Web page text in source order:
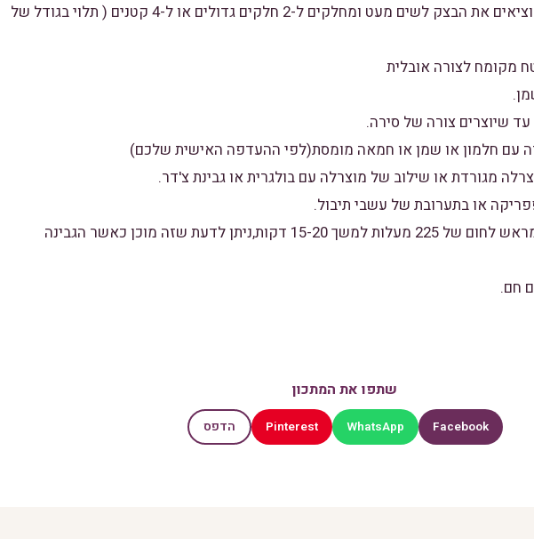
8. לאחר שעה של התפחה,מוציאים את הבצק לשים מעט ומחלקים ל-2 חלקים גדולים או ל-4 קטנים ( תלוי בגודל של
15. מכניסים לתנור שחומם מראש לחום של 225 מעלות למשך 15-20 דקות,ניתן לדעת שזה מוכן כאשר הגבינה
שתפו את המתכון
Facebook
WhatsApp
Pinterest הדפס